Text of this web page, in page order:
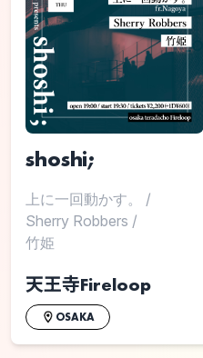
shoshi;
上に一回動かす。 /
Sherry Robbers /
竹姫
天王寺Fireloop
OSAKA